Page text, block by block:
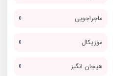
ماجراجویی 0
موزیکال 0
هیجان انگیز 0